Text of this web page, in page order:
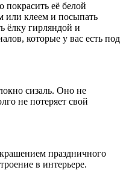
покрасить её белой
или клеем и посыпать
ёлку гирляндой и
которые у вас есть под
сизаль. Оно не
не потеряет свой
праздничного
в интерьере.